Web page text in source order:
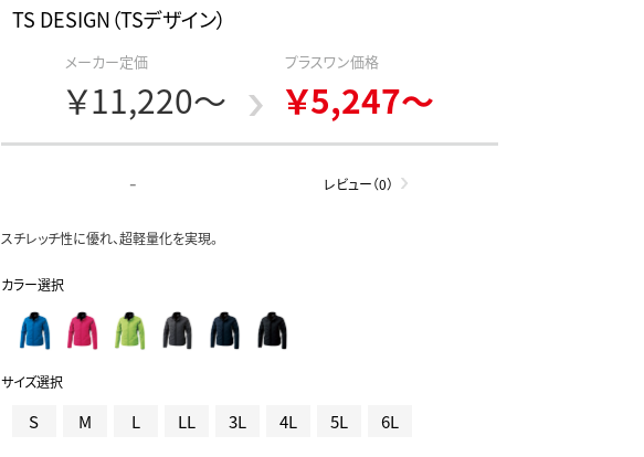
TS DESIGN（TSデザイン）
メーカー定価
￥11,220～
プラスワン価格
￥5,247～
- レビュー（0）
スチレッチ性に優れ、超軽量化を実現。
カラー選択
サイズ選択
S M L LL 3L 4L 5L 6L